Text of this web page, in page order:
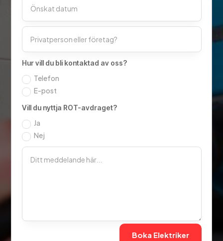
Hur vill du bli kontaktad av oss?
Telefon
E-post
Vill du nyttja ROT-avdraget?
Ja
Nej
Boka Elektriker